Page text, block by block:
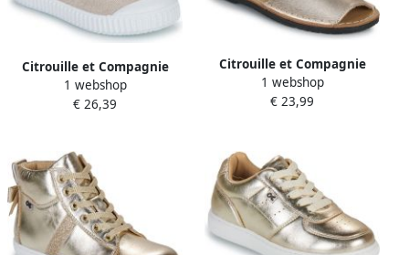
Citrouille et Compagnie
Ballerina's ALUNA
1 webshop
€ 26,39
Citrouille et Compagnie
Platte sandalen PAILETTE
1 webshop
€ 23,99